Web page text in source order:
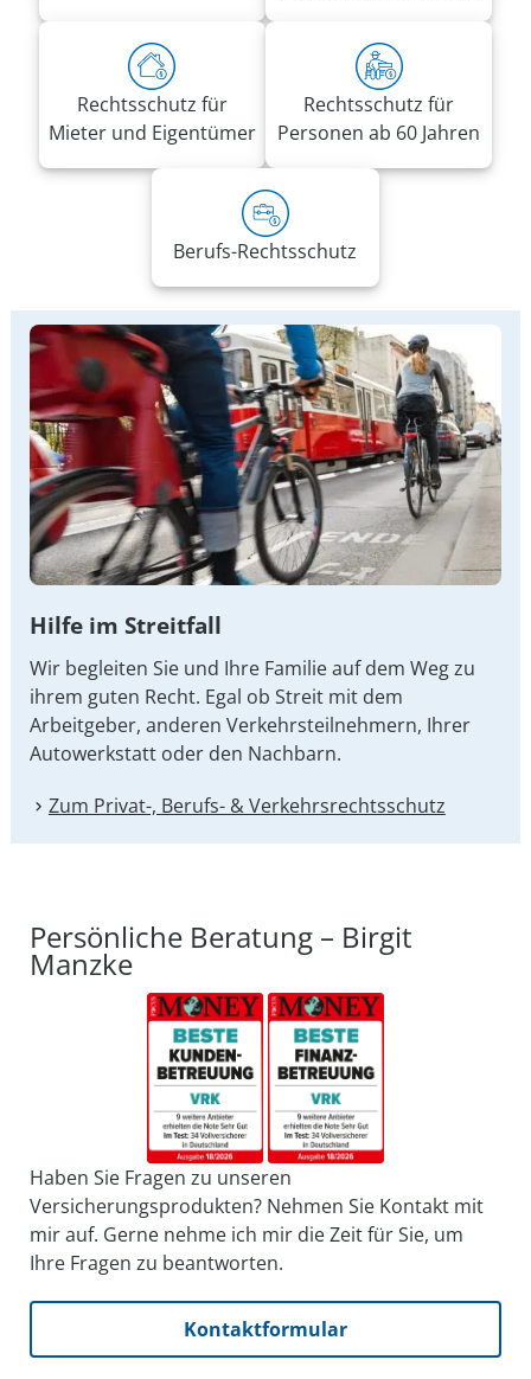
Rechtsschutz für
Mieter und Eigentümer
Rechtsschutz für
Personen ab 60 Jahren
Berufs-Rechtsschutz
Hilfe im Streitfall
Wir begleiten Sie und Ihre Familie auf dem Weg zu
ihrem guten Recht. Egal ob Streit mit dem
Arbeitgeber, anderen Verkehrsteilnehmern, Ihrer
Autowerkstatt oder den Nachbarn.
Zum Privat-, Berufs- & Verkehrsrechtsschutz
Persönliche Beratung – Birgit
Manzke
Haben Sie Fragen zu unseren
Versicherungsprodukten? Nehmen Sie Kontakt mit
mir auf. Gerne nehme ich mir die Zeit für Sie, um
Ihre Fragen zu beantworten.
Kontaktformular